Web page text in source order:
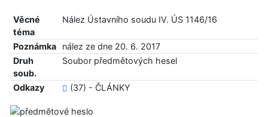
Věcné
téma
Nález Ústavního soudu IV. ÚS 1146/16
Poznámka
nález ze dne 20. 6. 2017
Druh
soub.
Soubor předmětových hesel
Odkazy (37) - ČLÁNKY